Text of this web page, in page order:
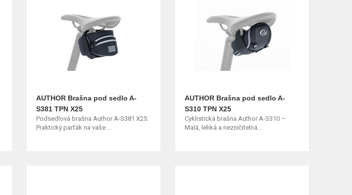
AUTHOR Brašna pod sedlo A-
S381 TPN X25
Podsedlová brašna Author A-S381 X25:
Praktický parťák na vaše...
AUTHOR Brašna pod sedlo A-
S310 TPN X25
Cyklistická brašna Author A-S310 –
Malá, lehká a nezničitelná...